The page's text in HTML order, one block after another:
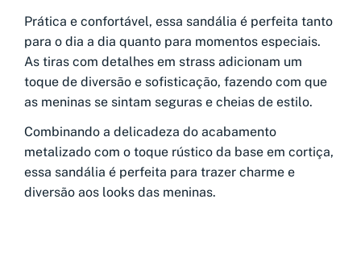
Prática e confortável, essa sandália é perfeita tanto
para o dia a dia quanto para momentos especiais.
As tiras com detalhes em strass adicionam um
toque de diversão e sofisticação, fazendo com que
as meninas se sintam seguras e cheias de estilo.
Combinando a delicadeza do acabamento
metalizado com o toque rústico da base em cortiça,
essa sandália é perfeita para trazer charme e
diversão aos looks das meninas.